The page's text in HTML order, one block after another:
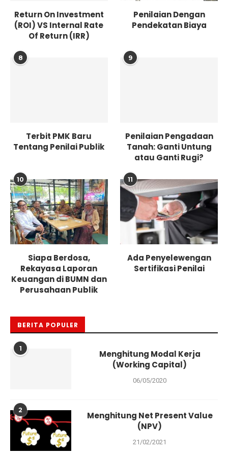
Return On Investment
(ROI) VS Internal Rate
Of Return (IRR)
Penilaian Dengan
Pendekatan Biaya
8
Terbit PMK Baru
Tentang Penilai Publik
9
Penilaian Pengadaan
Tanah: Ganti Untung
atau Ganti Rugi?
10
Siapa Berdosa,
Rekayasa Laporan
Keuangan di BUMN dan
Perusahaan Publik
11
Ada Penyelewengan
Sertifikasi Penilai
BERITA POPULER
1
Menghitung Modal Kerja
(Working Capital)
06/05/2020
2
Menghitung Net Present Value
(NPV)
21/02/2021